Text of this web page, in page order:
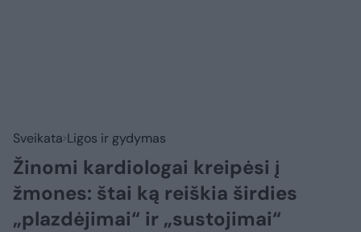
Sveikata Ligos ir gydymas
Žinomi kardiologai kreipėsi į
žmones: štai ką reiškia širdies
„plazdėjimai“ ir „sustojimai“